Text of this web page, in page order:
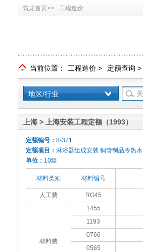
筑龙首页>> 工程造价
当前位置： 工程造价 > 定额查询 >
地区/行业
上海 > 上海安装工程定额（1993）
定额编号： 8-371
定额项目： 淋浴器组成安装 铜管制品冷热水
单位： 10组
材料类别 材料编号
人工费 RG45
材料费
1455
1193
0766
0565